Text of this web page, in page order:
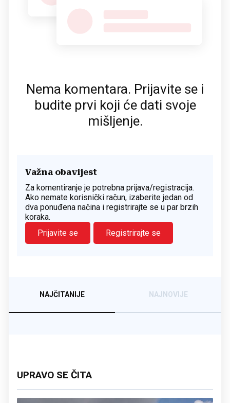
Nema komentara. Prijavite se i
budite prvi koji će dati svoje
mišljenje.
Važna obavijest
Za komentiranje je potrebna prijava/registracija.
Ako nemate korisnički račun, izaberite jedan od
dva ponuđena načina i registrirajte se u par brzih
koraka.
Prijavite se
Registrirajte se
NAJČITANIJE NAJNOVIJE
UPRAVO SE ČITA